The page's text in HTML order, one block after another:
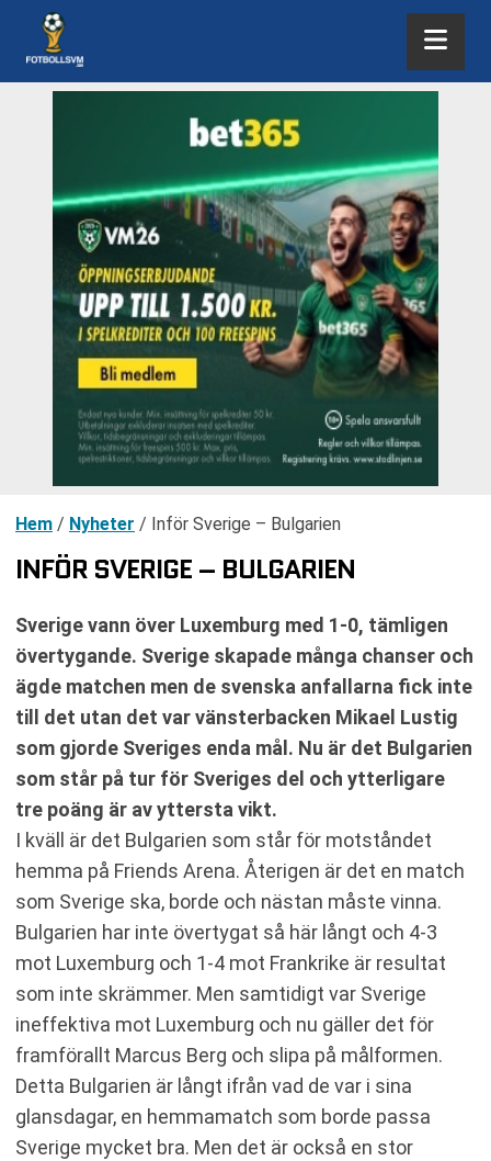
Hem / Nyheter / Inför Sverige – Bulgarien
INFÖR SVERIGE – BULGARIEN
Sverige vann över Luxemburg med 1-0, tämligen
övertygande. Sverige skapade många chanser och
ägde matchen men de svenska anfallarna fick inte
till det utan det var vänsterbacken Mikael Lustig
som gjorde Sveriges enda mål. Nu är det Bulgarien
som står på tur för Sveriges del och ytterligare
tre poäng är av yttersta vikt.
I kväll är det Bulgarien som står för motståndet
hemma på Friends Arena. Återigen är det en match
som Sverige ska, borde och nästan måste vinna.
Bulgarien har inte övertygat så här långt och 4-3
mot Luxemburg och 1-4 mot Frankrike är resultat
som inte skrämmer. Men samtidigt var Sverige
ineffektiva mot Luxemburg och nu gäller det för
framförallt Marcus Berg och slipa på målformen.
Detta Bulgarien är långt ifrån vad de var i sina
glansdagar, en hemmamatch som borde passa
Sverige mycket bra. Men det är också en stor